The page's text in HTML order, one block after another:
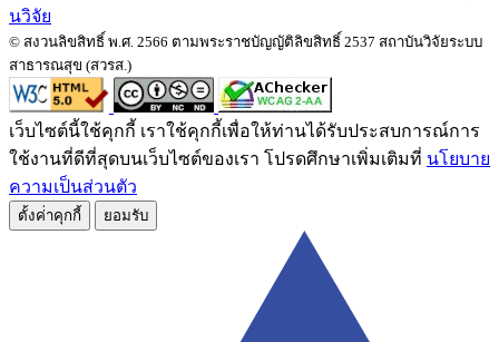
นวิจัย
© สงวนลิขสิทธิ์ พ.ศ. 2566 ตามพระราชบัญญัติลิขสิทธิ์ 2537 สถาบันวิจัยระบบ
สาธารณสุข (สวรส.)
เว็บไซต์นี้ใช้คุกกี้ เราใช้คุกกี้เพื่อให้ท่านได้รับประสบการณ์การ
ใช้งานที่ดีที่สุดบนเว็บไซต์ของเรา โปรดศึกษาเพิ่มเติมที่ นโยบาย
ความเป็นส่วนตัว
ตั้งค่่าคุกกี้ ยอมรับ